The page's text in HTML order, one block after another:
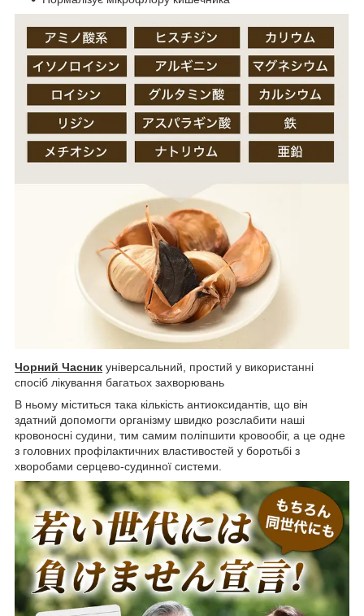
Чорний Часник універсальний, простий у використанні
спосіб лікування багатьох захворювань
В ньому міститься така кількість антиоксидантів, що він
здатний допомогти організму швидко розслабити наші
кровоносні судини, тим самим поліпшити кровообіг, а це одне
з головних профілактичних властивостей у боротьбі з
хворобами серцево-судинної системи.